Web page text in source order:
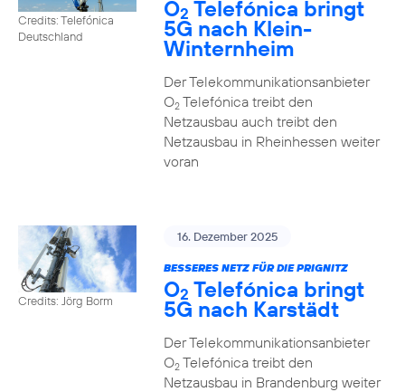
Credits: Telefónica
Deutschland
O2 Telefónica bringt
5G nach Klein-
Winternheim
Der Telekommunikationsanbieter
O2Telefónica treibt den
Netzausbau auch treibt den
Netzausbau in Rheinhessen weiter
voran
Credits: Jörg Borm
16. Dezember 2025
BESSERES NETZ FÜR DIE PRIGNITZ
O2 Telefónica bringt
5G nach Karstädt
Der Telekommunikationsanbieter
O2Telefónica treibt den
Netzausbau in Brandenburg weiter